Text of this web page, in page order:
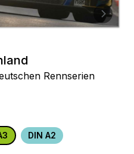
Rennserien
DIN A2